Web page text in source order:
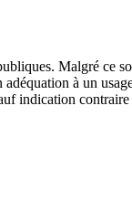
Malgré ce
à un
indication